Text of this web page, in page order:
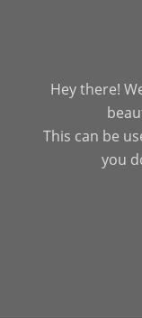
Hey there!
This can be
you